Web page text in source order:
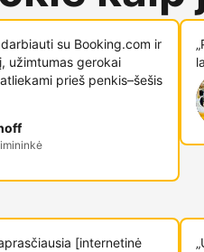
su Booking.com ir
užimtumas gerokai
prieš penkis–šešis
[internetinė